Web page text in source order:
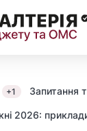
+1 Запитання
2026: